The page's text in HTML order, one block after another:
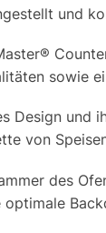
und
sowie
Design und
von
des
optimale